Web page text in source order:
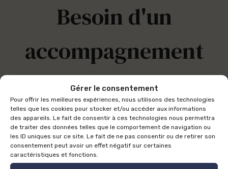
Gérer le consentement
Pour offrir les meilleures expériences, nous utilisons des technologies
telles que les cookies pour stocker et/ou accéder aux informations
des appareils. Le fait de consentir à ces technologies nous permettra
de traiter des données telles que le comportement de navigation ou
les ID uniques sur ce site. Le fait de ne pas consentir ou de retirer son
consentement peut avoir un effet négatif sur certaines
caractéristiques et fonctions.
Besoin d'un
accompagnement
juridique sur
mesure ?